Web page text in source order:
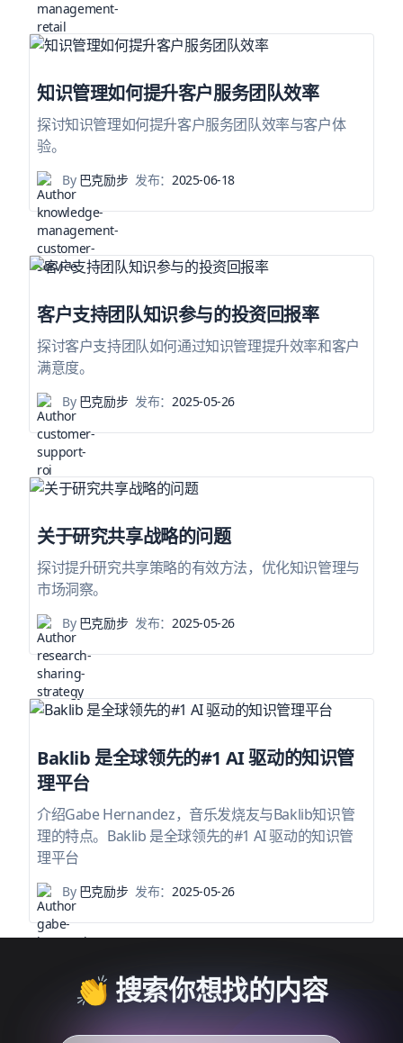
知识管理如何提升客户服务团队效率
探讨知识管理如何提升客户服务团队效率与客户体
验。
By巴克励步 发布：2025-06-18
客户支持团队知识参与的投资回报率
探讨客户支持团队如何通过知识管理提升效率和客户
满意度。
By巴克励步 发布：2025-05-26
关于研究共享战略的问题
探讨提升研究共享策略的有效方法，优化知识管理与
市场洞察。
By巴克励步 发布：2025-05-26
Baklib 是全球领先的#1 AI 驱动的知识管
理平台
介绍Gabe Hernandez，音乐发烧友与Baklib知识管
理的特点。Baklib 是全球领先的#1 AI 驱动的知识管
理平台
By巴克励步 发布：2025-05-26
👏 搜索你想找的内容